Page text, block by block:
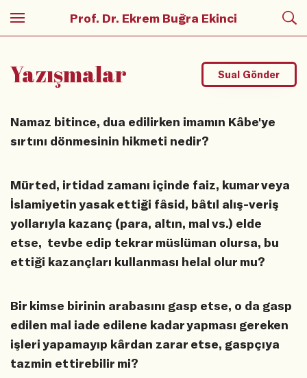
Prof. Dr. Ekrem Buğra Ekinci
Yazışmalar Sual Gönder
Namaz bitince, dua edilirken imamın Kâbe'ye
sırtını dönmesinin hikmeti nedir?
Mürted, irtidad zamanı içinde faiz, kumar veya
İslamiyetin yasak ettiği fâsid, bâtıl alış-veriş
yollarıyla kazanç (para, altın, mal vs.) elde
etse, tevbe edip tekrar müslüman olursa, bu
ettiği kazançları kullanması helal olur mu?
Bir kimse birinin arabasını gasp etse, o da gasp
edilen mal iade edilene kadar yapması gereken
işleri yapamayıp kârdan zarar etse, gaspçıya
tazmin ettirebilir mi?